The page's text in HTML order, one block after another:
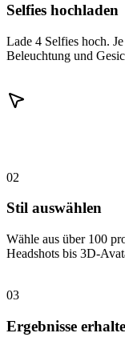
Selfies hochladen
Lade 4 Selfies hoch.
Beleuchtung und
02
Stil auswählen
Wähle aus über 100
Headshots bis 3D-
03
Ergebnisse